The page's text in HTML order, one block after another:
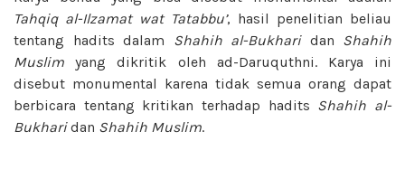
Tahqiq al-Ilzamat wat Tatabbu’, hasil penelitian beliau
tentang hadits dalam Shahih al-Bukharidan Shahih
Muslimyang dikritik oleh ad-Daruquthni. Karya ini
disebut monumental karena tidak semua orang dapat
berbicara tentang kritikan terhadap hadits Shahih al-
Bukharidan Shahih Muslim.